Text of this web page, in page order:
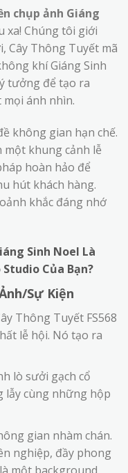
chụp ảnh Giáng
xa! Chúng tôi giới
Cây Thông Tuyết mã
khí Giáng Sinh
tưởng để tạo ra
ánh nhìn.
không gian hạn chế.
khung cảnh lễ
hoàn hảo để
hút khách hàng.
khắc đáng nhớ
Sinh Noel Là
Của Bạn?
Sự Kiện
Thông Tuyết FS568
lễ hội. Nó tạo ra
lò sưởi gạch cổ
lẫy cùng những hộp
gian nhàm chán.
nghiệp, đầy phong